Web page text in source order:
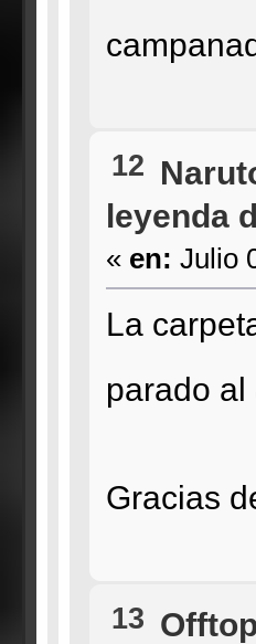
12
leyenda
« en: Julio
La
parado
Gracias
13